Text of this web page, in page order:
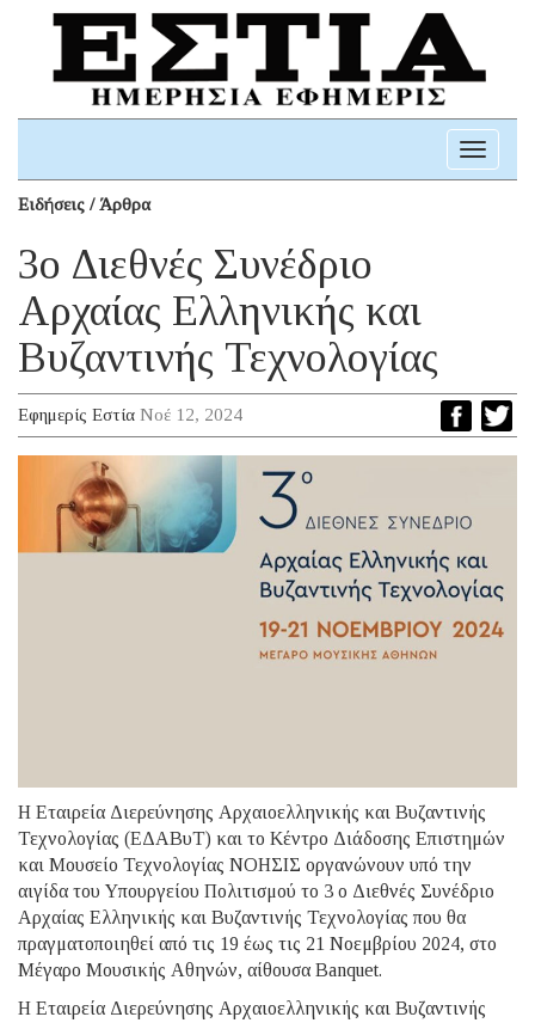
Toggle
Ειδήσεις / Άρθρα
3ο Διεθνές Συνέδριο
Αρχαίας Ελληνικής και
Βυζαντινής Τεχνολογίας
Εφημερίς Εστία Νοέ 12, 2024
Η Εταιρεία Διερεύνησης Αρχαιοελληνικής και Βυζαντινής
Τεχνολογίας (ΕΔΑΒυΤ) και το Κέντρο Διάδοσης Επιστημών
και Μουσείο Τεχνολογίας ΝΟΗΣΙΣ οργανώνουν υπό την
αιγίδα του Υπουργείου Πολιτισμού το 3 ο Διεθνές Συνέδριο
Αρχαίας Ελληνικής και Βυζαντινής Τεχνολογίας που θα
πραγματοποιηθεί από τις 19 έως τις 21 Νοεμβρίου 2024, στο
Μέγαρο Μουσικής Αθηνών, αίθουσα Banquet.
Η Εταιρεία Διερεύνησης Αρχαιοελληνικής και Βυζαντινής